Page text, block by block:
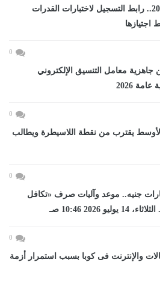
تنسيق الجامعات 2026.. رابط التسجيل لاختبارات القدرات
اجتيازها
0
جاهزية معامل التنسيق الإلكتروني
2026
0
يقترب من نقطة اللاسيطرة ويطالب
0
تفوق 4 مليارات جنيه.. موعد وآليات صرف «تكافل
2026 10:46 صـ
0
والإنترنت فى كوبا بسبب استمرار أزمة